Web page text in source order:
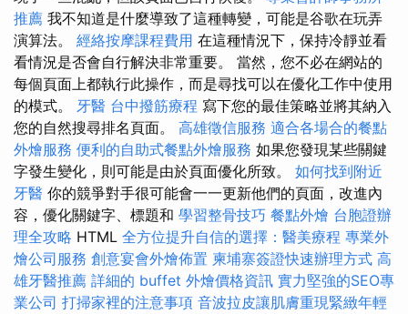
推薦 我不知道是什麼導致了這種轉變，可能是谷歌在玩弄
演算法。 經絡按摩課程費用 在這種情況下，保持冷靜並看
看情況是否會自行解決非常重要。 當然，您不必在網站的
每個頁面上都執行此操作，而是尋找可以在優化工作中使用
的模式。 牙醫 台中撥筋療程 寫下您的最佳策略並將其納入
您的自然搜尋排名頁面。 高雄徵信服務 適合各場合的餐點
外燴服務 便利的自助式餐點外燴服務 如果您發現某些關鍵
字發生變化，則可能是由於頁面優化所致。 如何找到附近
牙醫 你的競爭對手很可能會一一更新他們的頁面，改進內
容，優化關鍵字、標題和 學習整骨技巧 餐點外燴 台胞證辦
理全攻略 HTML 全方位提升自信的選擇：醫美療程 專業外
燴公司服務 創意宴會外燴佈置 柬埔寨簽證快速辦理方式 高
雄牙醫推薦 詳細的 buffet 外燴價格資訊 實力堅強的SEO專
業公司 打掃家裡的注意事項 音波拉皮讓肌膚重現緊緻年輕